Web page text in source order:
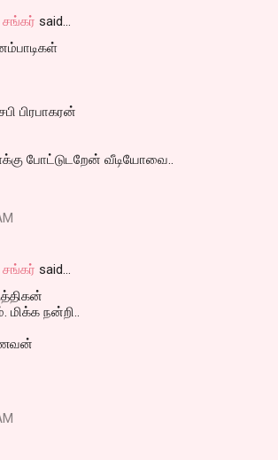
சங்கர் said…
பிரபாகரன்
போட்டுடறேன் வீடியோவை..
சங்கர் said…
நன்றி..